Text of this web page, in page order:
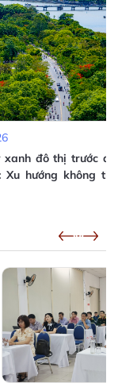
đổi số cấp
Nam và yêu cầu số